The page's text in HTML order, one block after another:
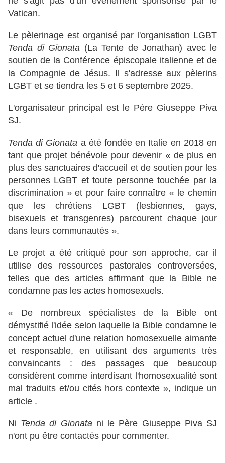
Vatican.
Le pèlerinage est organisé par l'organisation LGBT
Tenda di Gionata (La Tente de Jonathan) avec le
soutien de la Conférence épiscopale italienne et de
la Compagnie de Jésus. Il s'adresse aux pèlerins
LGBT et se tiendra les 5 et 6 septembre 2025.
L'organisateur principal est le Père Giuseppe Piva
SJ.
Tenda di Gionata a été fondée en Italie en 2018 en
tant que projet bénévole pour devenir « de plus en
plus des sanctuaires d'accueil et de soutien pour les
personnes LGBT et toute personne touchée par la
discrimination » et pour faire connaître « le chemin
que les chrétiens LGBT (lesbiennes, gays,
bisexuels et transgenres) parcourent chaque jour
dans leurs communautés ».
Le projet a été critiqué pour son approche, car il
utilise des ressources pastorales controversées,
telles que des articles affirmant que la Bible ne
condamne pas les actes homosexuels.
« De nombreux spécialistes de la Bible ont
démystifié l'idée selon laquelle la Bible condamne le
concept actuel d'une relation homosexuelle aimante
et responsable, en utilisant des arguments très
convaincants : des passages que beaucoup
considèrent comme interdisant l'homosexualité sont
mal traduits et/ou cités hors contexte », indique un
article .
Ni Tenda di Gionatani le Père Giuseppe Piva SJ
n'ont pu être contactés pour commenter.